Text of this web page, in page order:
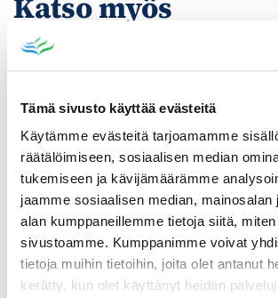
Tämä sivusto käyttää evästeitä
Käytämme evästeitä tarjoamamme
räätälöimiseen, sosiaalisen median
tukemiseen ja kävijämäärämme
jaamme sosiaalisen median, mainosalan
alan kumppaneillemme tietoja siitä,
sivustoamme. Kumppanimme voivat
tietoja muihin tietoihin, joita olet antanut
kerätty, kun olet käyttänyt heidän